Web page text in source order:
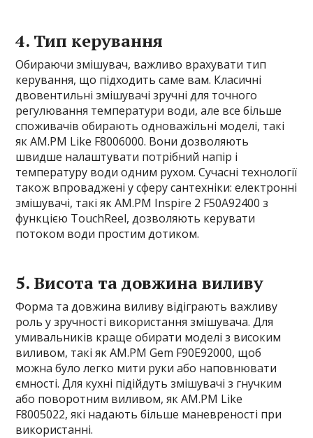
4. Тип керування
Обираючи змішувач, важливо врахувати тип
керування, що підходить саме вам. Класичні
двовентильні змішувачі зручні для точного
регулювання температури води, але все більше
споживачів обирають одноважільні моделі, такі
як AM.PM Like F8006000. Вони дозволяють
швидше налаштувати потрібний напір і
температуру води одним рухом. Сучасні технології
також впроваджені у сферу сантехніки: електронні
змішувачі, такі як AM.PM Inspire 2 F50A92400 з
функцією TouchReel, дозволяють керувати
потоком води простим дотиком.
5. Висота та довжина виливу
Форма та довжина виливу відіграють важливу
роль у зручності використання змішувача. Для
умивальників краще обирати моделі з високим
виливом, такі як AM.PM Gem F90E92000, щоб
можна було легко мити руки або наповнювати
ємності. Для кухні підійдуть змішувачі з гнучким
або поворотним виливом, як AM.PM Like
F8005022, які надають більше маневреності при
використанні.